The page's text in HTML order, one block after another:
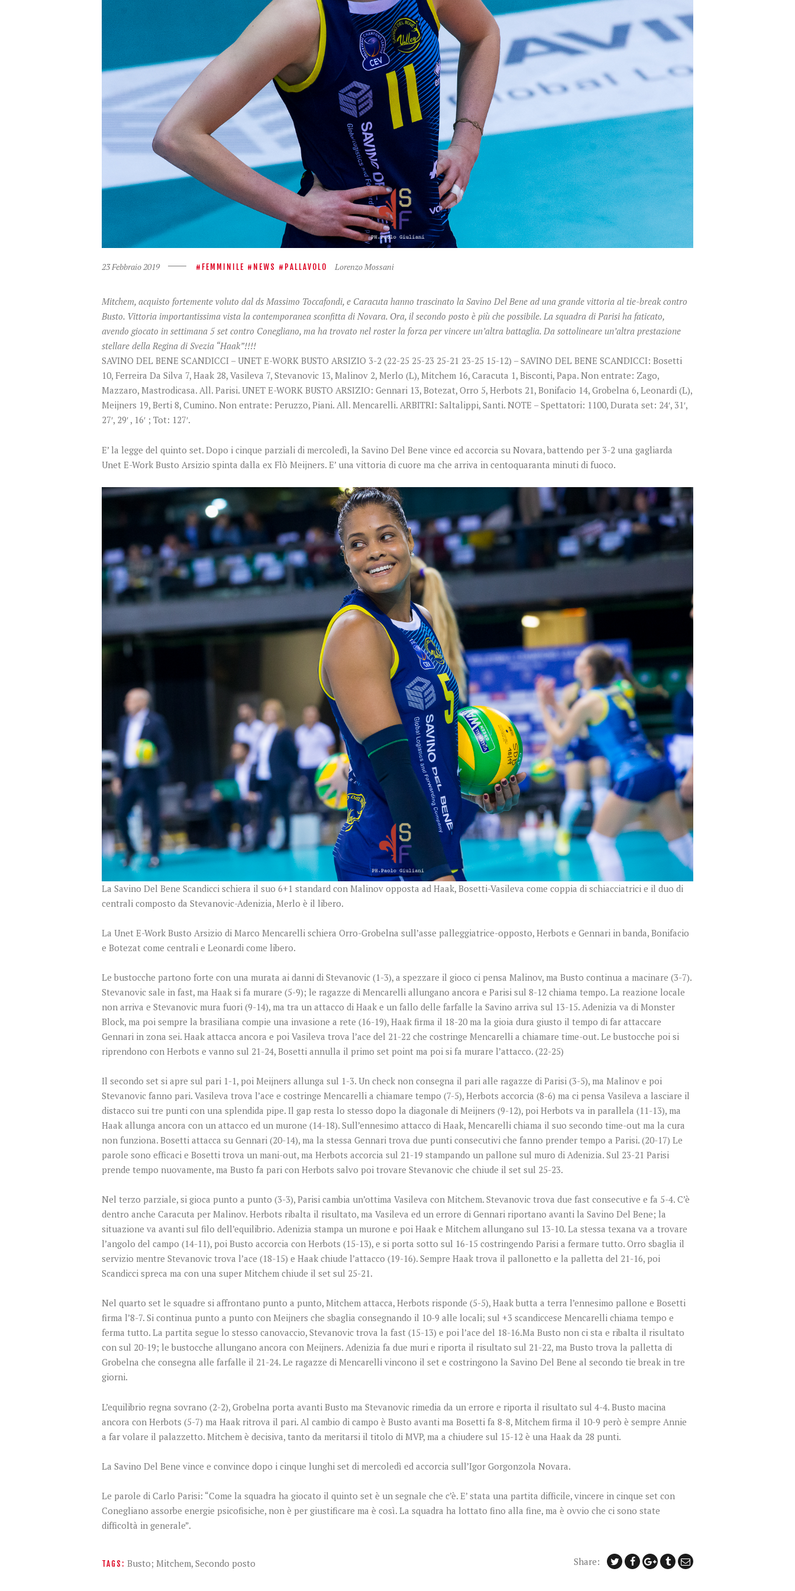
23 Febbraio 2019 FEMMINILE NEWS PALLAVOLO Lorenzo Mossani
Mitchem, acquisto fortemente voluto dal ds Massimo Toccafondi, e Caracuta hanno trascinato la Savino Del Bene ad una grande vittoria al tie-break contro
Busto. Vittoria importantissima vista la contemporanea sconfitta di Novara. Ora, il secondo posto è più che possibile. La squadra di Parisi ha faticato,
avendo giocato in settimana 5 set contro Conegliano, ma ha trovato nel roster la forza per vincere un’altra battaglia. Da sottolineare un’altra prestazione
stellare della Regina di Svezia “Haak”!!!!
SAVINO DEL BENE SCANDICCI – UNET E-WORK BUSTO ARSIZIO 3-2 (22-25 25-23 25-21 23-25 15-12) – SAVINO DEL BENE SCANDICCI: Bosetti
10, Ferreira Da Silva 7, Haak 28, Vasileva 7, Stevanovic 13, Malinov 2, Merlo (L), Mitchem 16, Caracuta 1, Bisconti, Papa. Non entrate: Zago,
Mazzaro, Mastrodicasa. All. Parisi. UNET E-WORK BUSTO ARSIZIO: Gennari 13, Botezat, Orro 5, Herbots 21, Bonifacio 14, Grobelna 6, Leonardi (L),
Meijners 19, Berti 8, Cumino. Non entrate: Peruzzo, Piani. All. Mencarelli. ARBITRI: Saltalippi, Santi. NOTE – Spettatori: 1100, Durata set: 24′, 31′,
27′, 29′ , 16′ ; Tot: 127′.
E’ la legge del quinto set. Dopo i cinque parziali di mercoledì, la Savino Del Bene vince ed accorcia su Novara, battendo per 3-2 una gagliarda
Unet E-Work Busto Arsizio spinta dalla ex Flò Meijners. E’ una vittoria di cuore ma che arriva in centoquaranta minuti di fuoco.
La Savino Del Bene Scandicci schiera il suo 6+1 standard con Malinov opposta ad Haak, Bosetti-Vasileva come coppia di schiacciatrici e il duo di
centrali composto da Stevanovic-Adenizia, Merlo è il libero.
La Unet E-Work Busto Arsizio di Marco Mencarelli schiera Orro-Grobelna sull’asse palleggiatrice-opposto, Herbots e Gennari in banda, Bonifacio
e Botezat come centrali e Leonardi come libero.
Le bustocche partono forte con una murata ai danni di Stevanovic (1-3), a spezzare il gioco ci pensa Malinov, ma Busto continua a macinare (3-7).
Stevanovic sale in fast, ma Haak si fa murare (5-9); le ragazze di Mencarelli allungano ancora e Parisi sul 8-12 chiama tempo. La reazione locale
non arriva e Stevanovic mura fuori (9-14), ma tra un attacco di Haak e un fallo delle farfalle la Savino arriva sul 13-15. Adenizia va di Monster
Block, ma poi sempre la brasiliana compie una invasione a rete (16-19), Haak firma il 18-20 ma la gioia dura giusto il tempo di far attaccare
Gennari in zona sei. Haak attacca ancora e poi Vasileva trova l’ace del 21-22 che costringe Mencarelli a chiamare time-out. Le bustocche poi si
riprendono con Herbots e vanno sul 21-24, Bosetti annulla il primo set point ma poi si fa murare l’attacco. (22-25)
Il secondo set si apre sul pari 1-1, poi Meijners allunga sul 1-3. Un check non consegna il pari alle ragazze di Parisi (3-5), ma Malinov e poi
Stevanovic fanno pari. Vasileva trova l’ace e costringe Mencarelli a chiamare tempo (7-5), Herbots accorcia (8-6) ma ci pensa Vasileva a lasciare il
distacco sui tre punti con una splendida pipe. Il gap resta lo stesso dopo la diagonale di Meijners (9-12), poi Herbots va in parallela (11-13), ma
Haak allunga ancora con un attacco ed un murone (14-18). Sull’ennesimo attacco di Haak, Mencarelli chiama il suo secondo time-out ma la cura
non funziona. Bosetti attacca su Gennari (20-14), ma la stessa Gennari trova due punti consecutivi che fanno prender tempo a Parisi. (20-17) Le
parole sono efficaci e Bosetti trova un mani-out, ma Herbots accorcia sul 21-19 stampando un pallone sul muro di Adenizia. Sul 23-21 Parisi
prende tempo nuovamente, ma Busto fa pari con Herbots salvo poi trovare Stevanovic che chiude il set sul 25-23.
Nel terzo parziale, si gioca punto a punto (3-3), Parisi cambia un’ottima Vasileva con Mitchem. Stevanovic trova due fast consecutive e fa 5-4. C’è
dentro anche Caracuta per Malinov. Herbots ribalta il risultato, ma Vasileva ed un errore di Gennari riportano avanti la Savino Del Bene; la
situazione va avanti sul filo dell’equilibrio. Adenizia stampa un murone e poi Haak e Mitchem allungano sul 13-10. La stessa texana va a trovare
l’angolo del campo (14-11), poi Busto accorcia con Herbots (15-13), e si porta sotto sul 16-15 costringendo Parisi a fermare tutto. Orro sbaglia il
servizio mentre Stevanovic trova l’ace (18-15) e Haak chiude l’attacco (19-16). Sempre Haak trova il pallonetto e la palletta del 21-16, poi
Scandicci spreca ma con una super Mitchem chiude il set sul 25-21.
Nel quarto set le squadre si affrontano punto a punto, Mitchem attacca, Herbots risponde (5-5), Haak butta a terra l’ennesimo pallone e Bosetti
firma l’8-7. Si continua punto a punto con Meijners che sbaglia consegnando il 10-9 alle locali; sul +3 scandiccese Mencarelli chiama tempo e
ferma tutto. La partita segue lo stesso canovaccio, Stevanovic trova la fast (15-13) e poi l’ace del 18-16.Ma Busto non ci sta e ribalta il risultato
con sul 20-19; le bustocche allungano ancora con Meijners. Adenizia fa due muri e riporta il risultato sul 21-22, ma Busto trova la palletta di
Grobelna che consegna alle farfalle il 21-24. Le ragazze di Mencarelli vincono il set e costringono la Savino Del Bene al secondo tie break in tre
giorni.
L’equilibrio regna sovrano (2-2), Grobelna porta avanti Busto ma Stevanovic rimedia da un errore e riporta il risultato sul 4-4. Busto macina
ancora con Herbots (5-7) ma Haak ritrova il pari. Al cambio di campo è Busto avanti ma Bosetti fa 8-8, Mitchem firma il 10-9 però è sempre Annie
a far volare il palazzetto. Mitchem è decisiva, tanto da meritarsi il titolo di MVP, ma a chiudere sul 15-12 è una Haak da 28 punti.
La Savino Del Bene vince e convince dopo i cinque lunghi set di mercoledì ed accorcia sull’Igor Gorgonzola Novara.
Le parole di Carlo Parisi: “Come la squadra ha giocato il quinto set è un segnale che c’è. E’ stata una partita difficile, vincere in cinque set con
Conegliano assorbe energie psicofisiche, non è per giustificare ma è così. La squadra ha lottato fino alla fine, ma è ovvio che ci sono state
difficoltà in generale”.
TAGS: Busto; Mitchem, Secondo posto Share: